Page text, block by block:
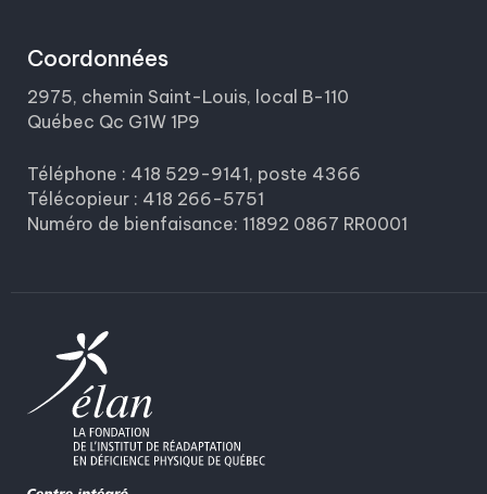
Coordonnées
2975, chemin Saint-Louis, local B-110
Québec Qc G1W 1P9
Téléphone : 418 529-9141, poste 4366
Télécopieur : 418 266-5751
Numéro de bienfaisance: 11892 0867 RR0001